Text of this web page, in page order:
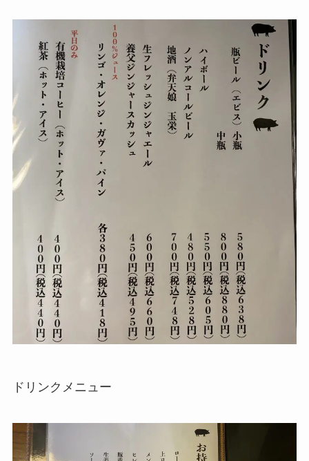
ドリンクメニュー